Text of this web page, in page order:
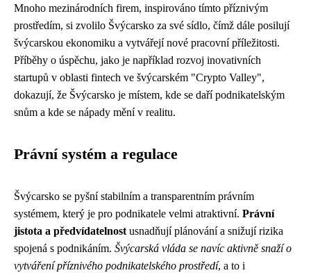
Mnoho mezinárodních firem, inspirováno tímto příznivým
prostředím, si zvolilo Švýcarsko za své sídlo, čímž dále posilují
švýcarskou ekonomiku a vytvářejí nové pracovní příležitosti.
Příběhy o úspěchu, jako je například rozvoj inovativních
startupů v oblasti fintech ve švýcarském "Crypto Valley",
dokazují, že Švýcarsko je místem, kde se daří podnikatelským
snům a kde se nápady mění v realitu.
Právní systém a regulace
Švýcarsko se pyšní stabilním a transparentním právním
systémem, který je pro podnikatele velmi atraktivní. Právní
jistota a předvídatelnost usnadňují plánování a snižují rizika
spojená s podnikáním. Švýcarská vláda se navíc aktivně snaží o
vytváření příznivého podnikatelského prostředí, a to i